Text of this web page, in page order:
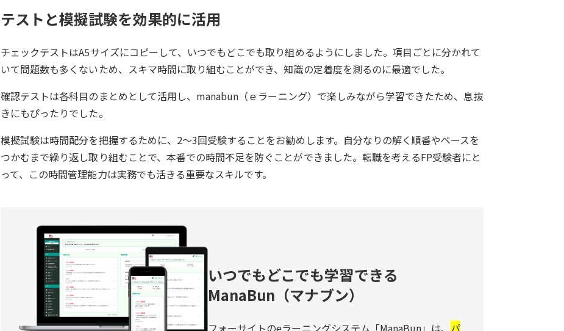
テストと模擬試験を効果的に活用
チェックテストはA5サイズにコピーして、いつでもどこでも取り組めるようにしました。項目ごとに分かれて
いて問題数も多くないため、スキマ時間に取り組むことができ、知識の定着度を測るのに最適でした。
確認テストは各科目のまとめとして活用し、manabun（ｅラーニング）で楽しみながら学習できたため、息抜
きにもぴったりでした。
模擬試験は時間配分を把握するために、2～3回受験することをお勧めします。自分なりの解く順番やペースを
つかむまで繰り返し取り組むことで、本番での時間不足を防ぐことができました。転職を考えるFP受験者にと
って、この時間管理能力は実務でも活きる重要なスキルです。
いつでもどこでも学習できる
ManaBun（マナブン）
フォーサイトのeラーニングシステム「ManaBun」は、 パ